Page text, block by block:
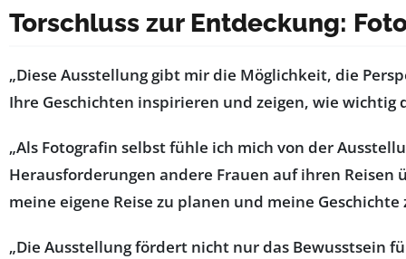
Torschluss zur Entdeckung:
„Diese Ausstellung gibt mir die Möglichkeit, die
Ihre Geschichten inspirieren und zeigen, wie
„Als Fotografin selbst fühle ich mich von der
Herausforderungen andere Frauen auf ihren
meine eigene Reise zu planen und meine Geschichte
„Die Ausstellung fördert nicht nur das Bewusstsein